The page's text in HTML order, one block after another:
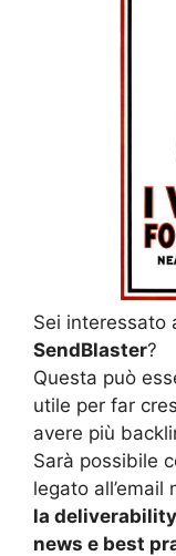
Sei interessato
SendBlaster?
Questa può
utile per far
avere più
Sarà possibile
legato all’email
la
news e best